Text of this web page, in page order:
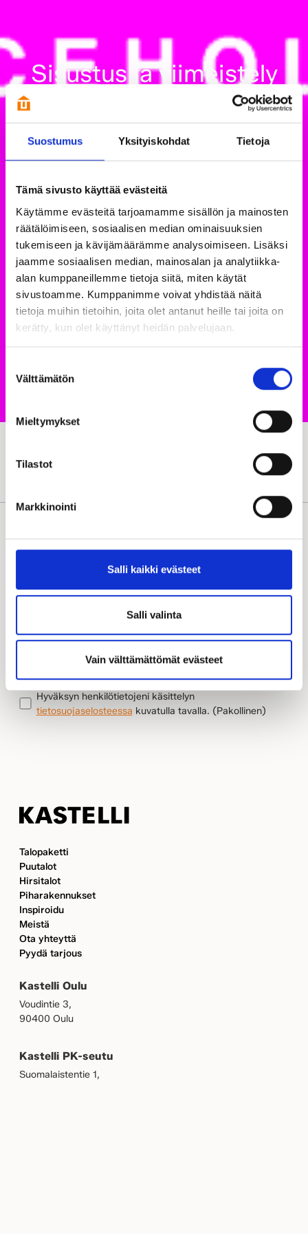
Suostumus Yksityiskohdat Tietoja
Tämä sivusto käyttää evästeitä
Käytämme evästeitä tarjoamamme sisällön ja mainosten
räätälöimiseen, sosiaalisen median ominaisuuksien
tukemiseen ja kävijämäärämme analysoimiseen. Lisäksi
jaamme sosiaalisen median, mainosalan ja analytiikka-
alan kumppaneillemme tietoja siitä, miten käytät
sivustoamme. Kumppanimme voivat yhdistää näitä
tietoja muihin tietoihin, joita olet antanut heille tai joita on
kerätty, kun olet käyttänyt heidän palvelujaan.
valinta
Välttämätön
Mieltymykset
Tilastot
Markkinointi
Salli kaikki evästeet
Salli valinta
Vain välttämättömät evästeet
Sisustus ja viimeistely
Tilaa Kastellin uutiskirje
(Pakollinen)
KAUPPIAASI
TIETOSUOJA(Pakollinen)
Hyväksyn henkilötietojeni käsittelyn
tietosuojaselosteessa kuvatulla tavalla. (Pakollinen)
Talopaketti
Puutalot
Hirsitalot
Piharakennukset
Inspiroidu
Meistä
Ota yhteyttä
Pyydä tarjous
Kastelli Oulu
Voudintie 3,
90400 Oulu
Kastelli PK-seutu
Suomalaistentie 1,